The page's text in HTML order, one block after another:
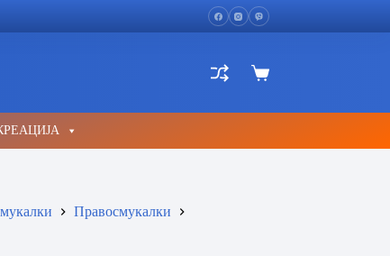
Shopping
Правосмукалки